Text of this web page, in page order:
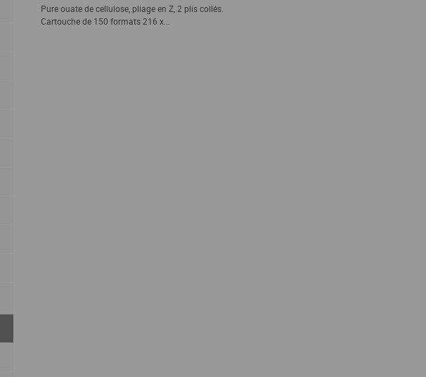
Pure ouate de cellulose, pliage en Z, 2 plis collés.
Cartouche de 150 formats 216 x...